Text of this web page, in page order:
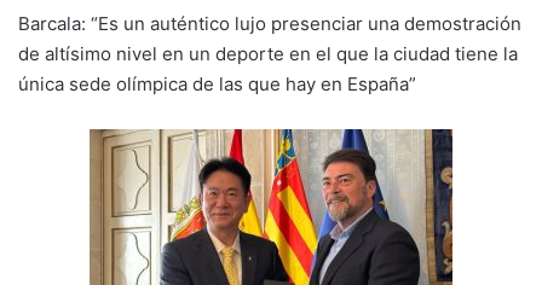
p
y
Li
ai
l
c
e
b
o
o
k
at
s
A
p
p
e
gr
a
m
m
p
ar
tir
Barcala: “Es un auténtico lujo presenciar una demostración
de altísimo nivel en un deporte en el que la ciudad tiene la
única sede olímpica de las que hay en España”